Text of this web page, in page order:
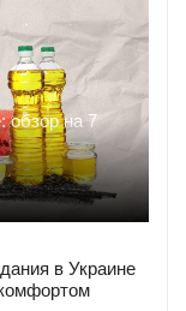
обзор на 7
в Украине